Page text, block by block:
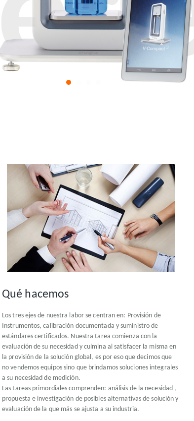
Qué hacemos
Los tres ejes de nuestra labor se centran en: Provisión de
Instrumentos, calibración documentada y suministro de
estándares certificados. Nuestra tarea comienza con la
evaluación de su necesidad y culmina al satisfacer la misma en
la provisión de la solución global, es por eso que decimos que
no vendemos equipos sino que brindamos soluciones integrales
a su necesidad de medición.
Las tareas primordiales comprenden: análisis de la necesidad ,
propuesta e investigación de posibles alternativas de solución y
evaluación de la que más se ajusta a su industria.